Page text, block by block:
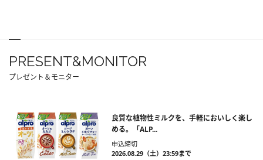
PRESENT&MONITOR
プレゼント＆モニター
良質な植物性ミルクを、手軽においしく楽し
める。「ALP...
申込締切
2026.08.29（土）23:59まで